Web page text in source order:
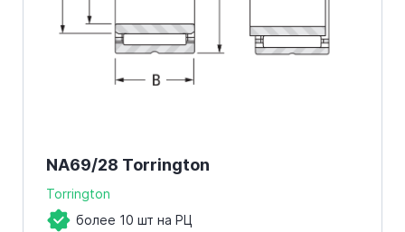
NA69/28 Torrington
Torrington
более 10 шт на РЦ